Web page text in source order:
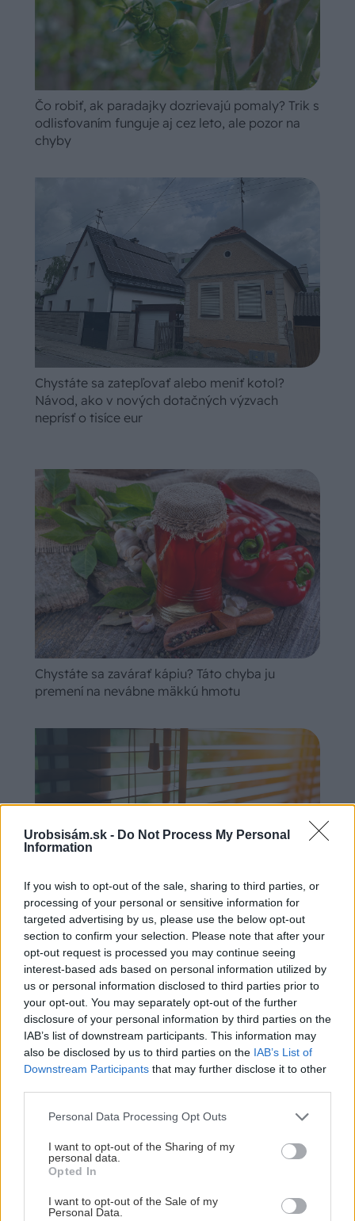
Urobsisám.sk - Do Not Process My Personal
Information
If you wish to opt-out of the sale, sharing to third parties, or
processing of your personal or sensitive information for
targeted advertising by us, please use the below opt-out
section to confirm your selection. Please note that after your
opt-out request is processed you may continue seeing
interest-based ads based on personal information utilized by
us or personal information disclosed to third parties prior to
your opt-out. You may separately opt-out of the further
disclosure of your personal information by third parties on the
IAB’s list of downstream participants. This information may
also be disclosed by us to third parties on the IAB’s List of
Downstream Participants that may further disclose it to other
Please note that this website/app uses one or more Google
not limited to your visit or usage behaviour. You may click to
grant or deny consent to Google and its third-party tags to
use your data for below specified purposes in below Google
consent section.
Personal Data Processing Opt Outs
I want to opt-out of the Sharing of my
personal data.
Opted In
I want to opt-out of the Sale of my
Personal Data.
Čo robiť, ak paradajky dozrievajú pomaly? Trik s
odlisťovaním funguje aj cez leto, ale pozor na
chyby
Chystáte sa zatepľovať alebo meniť kotol?
Návod, ako v nových dotačných výzvach
neprísť o tisíce eur
Chystáte sa zavárať kápiu? Táto chyba ju
premení na nevábne mäkkú hmotu
Vnútorné žalúzie sú v 40-stupňových
horúčavách pasca: Prečo z okna robia radiátor
a ako to vyriešiť za pár eur?
Rekonštrukcia bytu
Bezpečnosť dverí
Rekonštrukcia bytu